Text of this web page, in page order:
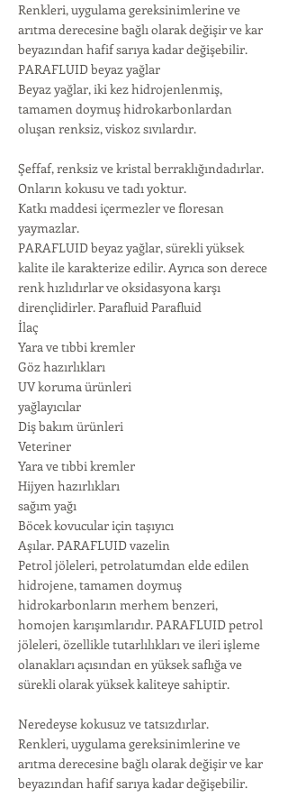
Renkleri, uygulama gereksinimlerine ve
arıtma derecesine bağlı olarak değişir ve kar
beyazından hafif sarıya kadar değişebilir.
PARAFLUID beyaz yağlar
Beyaz yağlar, iki kez hidrojenlenmiş,
tamamen doymuş hidrokarbonlardan
oluşan renksiz, viskoz sıvılardır.
Şeffaf, renksiz ve kristal berraklığındadırlar.
Onların kokusu ve tadı yoktur.
Katkı maddesi içermezler ve floresan
yaymazlar.
PARAFLUID beyaz yağlar, sürekli yüksek
kalite ile karakterize edilir. Ayrıca son derece
renk hızlıdırlar ve oksidasyona karşı
dirençlidirler. Parafluid Parafluid
İlaç
Yara ve tıbbi kremler
Göz hazırlıkları
UV koruma ürünleri
yağlayıcılar
Diş bakım ürünleri
Veteriner
Yara ve tıbbi kremler
Hijyen hazırlıkları
sağım yağı
Böcek kovucular için taşıyıcı
Aşılar. PARAFLUID vazelin
Petrol jöleleri, petrolatumdan elde edilen
hidrojene, tamamen doymuş
hidrokarbonların merhem benzeri,
homojen karışımlarıdır. PARAFLUID petrol
jöleleri, özellikle tutarlılıkları ve ileri işleme
olanakları açısından en yüksek saflığa ve
sürekli olarak yüksek kaliteye sahiptir.
Neredeyse kokusuz ve tatsızdırlar.
Renkleri, uygulama gereksinimlerine ve
arıtma derecesine bağlı olarak değişir ve kar
beyazından hafif sarıya kadar değişebilir.